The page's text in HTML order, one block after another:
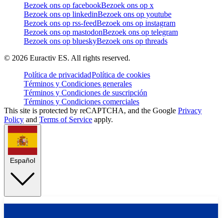
Bezoek ons op facebookBezoek ons op x
Bezoek ons op linkedinBezoek ons op youtube
Bezoek ons op rss-feedBezoek ons op instagram
Bezoek ons op mastodonBezoek ons op telegram
Bezoek ons op blueskyBezoek ons op threads
© 2026 Euractiv ES. All rights reserved.
Política de privacidadPolítica de cookies
Términos y Condiciones generales
Términos y Condiciones de suscripción
Términos y Condiciones comerciales
This site is protected by reCAPTCHA, and the Google Privacy
Policy and Terms of Service apply.
Español